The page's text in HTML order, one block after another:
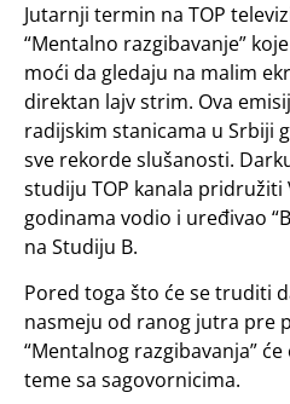
Jutarnji termin na TOP
“Mentalno razgibavanje”
moći da gledaju na malim
direktan lajv strim. Ova
radijskim stanicama u Srbiji
sve rekorde slušanosti.
studiju TOP kanala pridružiti
godinama vodio i uređivao
na Studiju B.
Pored toga što će se truditi
nasmeju od ranog jutra pre
“Mentalnog razgibavanja”
teme sa sagovornicima.